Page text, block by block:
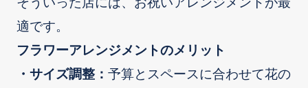
適です。
フラワーアレンジメントのメリット
・サイズ調整： 予算とスペースに合わせて花の